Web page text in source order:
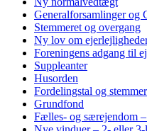
Generalforsamlinger og
Stemmeret og overgang
Ny lov om
Foreningens adgang til
Suppleanter
Husorden
Fordelingstal og
Grundfond
Fælles- og særejendom